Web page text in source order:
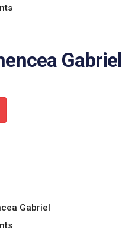
Gabriel
Gabriel